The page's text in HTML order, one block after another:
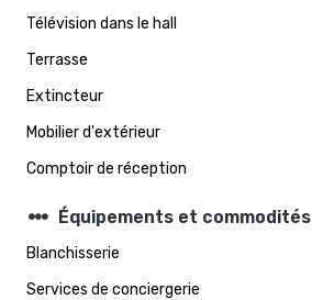
Télévision dans le hall
Terrasse
Extincteur
Mobilier d'extérieur
Comptoir de réception
steppers Équipements et commodités
Blanchisserie
Services de conciergerie